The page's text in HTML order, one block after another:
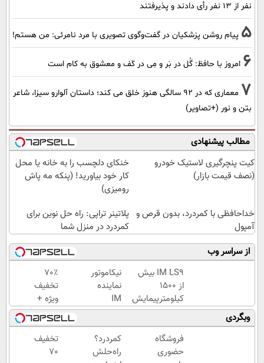
نفر از 13 نفر رأی دادند و پذیرفتند
5 پیام روشن پزشکیان در گفت‌و‌گوی تصویری با مرد نامرئی: من هستم!
6 امروز با حافظ: گُل در بَر و مِی در کَف و معشوق به کام است
7
معماری که در 92 سالگی هنوز خلق می کند؛ داستان آلوارو سیزا، شاعر
بتن و نور (+تصاویر)
مطالب پیشنهادی
کیت پنچرگیری لاستیک خودرو
(نصف قیمت بازار)
خنکای دلچسب را به خانه یا محل
کار خود بیاورید! (پنکه مه پاش
رومیزی)
خداحافظی با کمردرد، بدون قرص و
آمپول
پلاتینر تراپی: راه حل نوین برای
کمردرد در منزل شما
از سراسر وب
IM LS9 بیش
از 1500
کیلومترپیمایش
با یکبار شارژ
نیکاموتور
نماینده
IM
Motor و
Lynk&Co
در ایران
70٪
تخفیف
ویژه +
خرید
اقساطی
با
اسنپ‌پی
وبگردی
فروشگاه
حضوری
کمردرد؟
راه‌حلش
تخفیف
70